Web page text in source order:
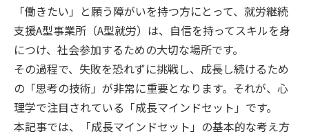
「働きたい」と願う障がいを持つ方にとって、就労継続
支援A型事業所（A型就労）は、自信を持ってスキルを身
につけ、社会参加するための大切な場所です。
その過程で、失敗を恐れずに挑戦し、成長し続けるため
の「思考の技術」が非常に重要となります。それが、心
理学で注目されている「成長マインドセット」です。
本記事では、「成長マインドセット」の基本的な考え方